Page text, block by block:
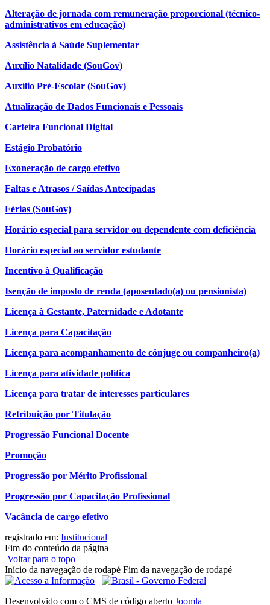
Alteração de jornada com remuneração proporcional (técnico-
administrativos em educação)
Assistência à Saúde Suplementar
Auxílio Natalidade (SouGov)
Auxílio Pré-Escolar (SouGov)
Atualização de Dados Funcionais e Pessoais
Carteira Funcional Digital
Estágio Probatório
Exoneração de cargo efetivo
Faltas e Atrasos / Saídas Antecipadas
Férias (SouGov)
Horário especial para servidor ou dependente com deficiência
Horário especial ao servidor estudante
Incentivo à Qualificação
Isenção de imposto de renda (aposentado(a) ou pensionista)
Licença à Gestante, Paternidade e Adotante
Licença para Capacitação
Licença para acompanhamento de cônjuge ou companheiro(a)
Licença para atividade política
Licença para tratar de interesses particulares
Retribuição por Titulação
Progressão Funcional Docente
Promoção
Progressão por Mérito Profissional
Progressão por Capacitação Profissional
Vacância de cargo efetivo
registrado em: Institucional
Fim do conteúdo da página
Voltar para o topo
Início da navegação de rodapé Fim da navegação de rodapé
Desenvolvido com o CMS de código aberto Joomla